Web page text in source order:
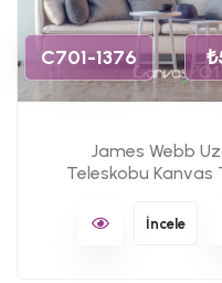
C701-1376
James Webb
Teleskobu Kanvas
İncele